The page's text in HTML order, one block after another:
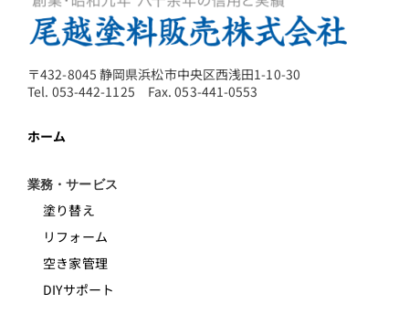
〒432-8045 静岡県浜松市中央区西浅田1-10-30
Tel. 053-442-1125 Fax. 053-441-0553
ホーム
業務・サービス
塗り替え
リフォーム
空き家管理
DIYサポート